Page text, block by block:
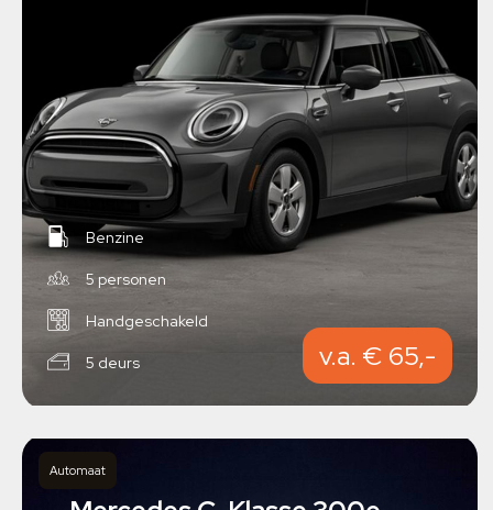
Benzine
5 personen
Handgeschakeld
5 deurs v.a. € 65,-
Automaat